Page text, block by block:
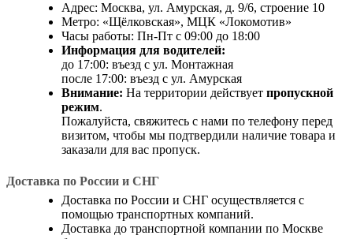
Адрес: Москва, ул. Амурская, д. 9/6, строение 10
Метро: «Щёлковская», МЦК «Локомотив»
Часы работы: Пн-Пт с 09:00 до 18:00
Информация для водителей:
до 17:00: въезд с ул. Монтажная
после 17:00: въезд с ул. Амурская
Внимание: На территории действует пропускной
режим.
Пожалуйста, свяжитесь с нами по телефону перед
визитом, чтобы мы подтвердили наличие товара и
заказали для вас пропуск.
Доставка по России и СНГ
Доставка по России и СНГ осуществляется с
помощью транспортных компаний.
Доставка до транспортной компании по Москве